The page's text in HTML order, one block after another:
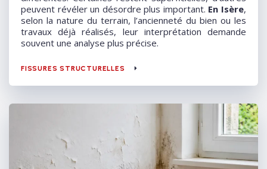
peuvent révéler un désordre plus important. En Isère,
selon la nature du terrain, l’ancienneté du bien ou les
travaux déjà réalisés, leur interprétation demande
souvent une analyse plus précise.
FISSURES STRUCTURELLES